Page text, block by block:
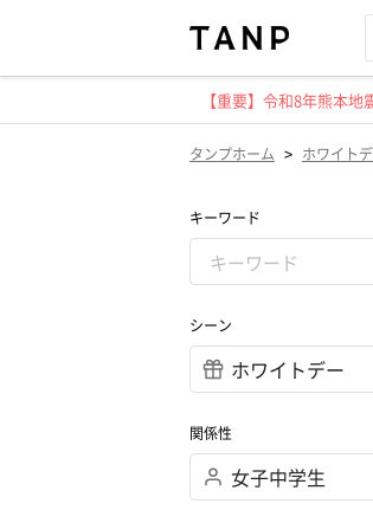
【重要】令和8年熊本
タンプホーム > ホワイト
キーワード
シーン
関係性